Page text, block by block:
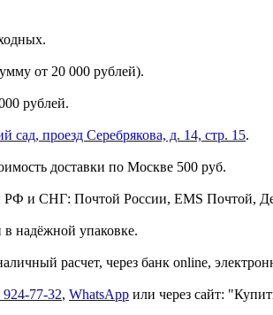
от 20 000 рублей).
рублей.
сад, проезд Серебрякова, д. 14, стр. 15.
доставки по Москве 500 руб.
РФ и СНГ: Почтой России, EMS
в надёжной упаковке.
расчет, через банк online,
77-32, WhatsApp или через сайт: